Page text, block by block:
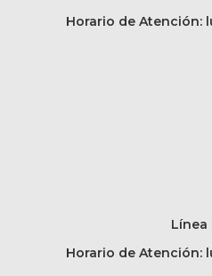
Horario de Atención:
Línea
Horario de Atención: